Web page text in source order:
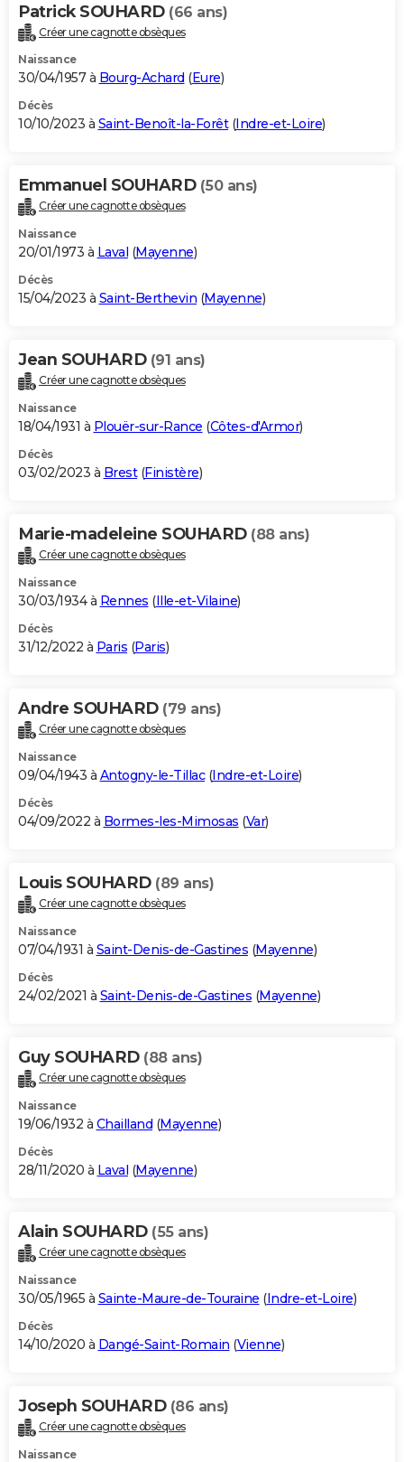
Patrick SOUHARD (66 ans)
Créer une cagnotte obsèques
Naissance
30/04/1957 à Bourg-Achard (Eure)
Décès
10/10/2023 à Saint-Benoît-la-Forêt(Indre-et-Loire)
Emmanuel SOUHARD (50 ans)
Créer une cagnotte obsèques
Naissance
20/01/1973 à Laval (Mayenne)
Décès
15/04/2023 à Saint-Berthevin (Mayenne)
Jean SOUHARD (91 ans)
Créer une cagnotte obsèques
Naissance
18/04/1931 à Plouër-sur-Rance (Côtes-d'Armor)
Décès
03/02/2023 à Brest(Finistère)
Marie-madeleine SOUHARD (88 ans)
Créer une cagnotte obsèques
Naissance
30/03/1934 à Rennes (Ille-et-Vilaine)
Décès
31/12/2022 à Paris (Paris)
Andre SOUHARD (79 ans)
Créer une cagnotte obsèques
Naissance
09/04/1943 à Antogny-le-Tillac(Indre-et-Loire)
Décès
04/09/2022 à Bormes-les-Mimosas (Var)
Louis SOUHARD (89 ans)
Créer une cagnotte obsèques
Naissance
07/04/1931 à Saint-Denis-de-Gastines (Mayenne)
Décès
24/02/2021 à Saint-Denis-de-Gastines (Mayenne)
Guy SOUHARD (88 ans)
Créer une cagnotte obsèques
Naissance
19/06/1932 à Chailland (Mayenne)
Décès
28/11/2020 à Laval (Mayenne)
Alain SOUHARD (55 ans)
Créer une cagnotte obsèques
Naissance
30/05/1965 à Sainte-Maure-de-Touraine (Indre-et-Loire)
Décès
14/10/2020 à Dangé-Saint-Romain (Vienne)
Joseph SOUHARD (86 ans)
Créer une cagnotte obsèques
Naissance